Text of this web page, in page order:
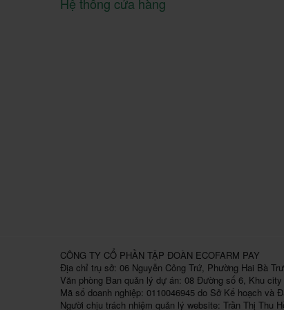
CÔNG TY CỔ PHẦN TẬP ĐOÀN ECOFARM PAY
Địa chỉ trụ sở: 06 Nguyễn Công Trứ, Phường Hai Bà
Văn phòng Ban quản lý dự án: 08 Đường số 6, Khu
Mã số doanh nghiệp: 0110046945 do Sở Kế hoạch và
Người chịu trách nhiệm quản lý website: Trần Thị Thu